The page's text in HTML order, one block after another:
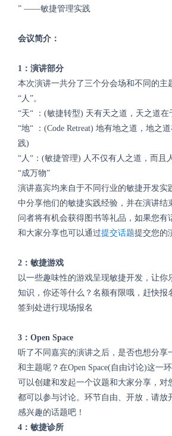
” ——敏捷管理实践
会议简介：
1：演讲部分
本次演讲一共分了三个分会场和不同的主
“人”。
“天“ ：(敏捷转型) 天有天之道，天之道在
“地“ ：(Code Retreat) 地有地之道，地之
践)
“人“：(敏捷管理) 人不仅有人之道，而且
“成万物”
演讲嘉宾均来自于不同行业的敏捷开发实
中分享他们的敏捷实践经验，并在演讲结
问者将有机会获得图书等礼品，如果您有
和大家分享也可以通过提交话题提交您的
2：敏捷游戏
以一些趣味性的游戏呈现敏捷开发，让你
知识，你还等什么？名额有限哦，赶快报
签到处进行现场报名
3：Open Space
听了不同嘉宾的演讲之后，是否也想分享
和主题呢？在Open Space(自由讨论)这一
可以创建和发起一个议题和大家分享，对
都可以参与讨论。环节自由、开放，请放
感兴趣的话题吧！
4：敏捷诊所